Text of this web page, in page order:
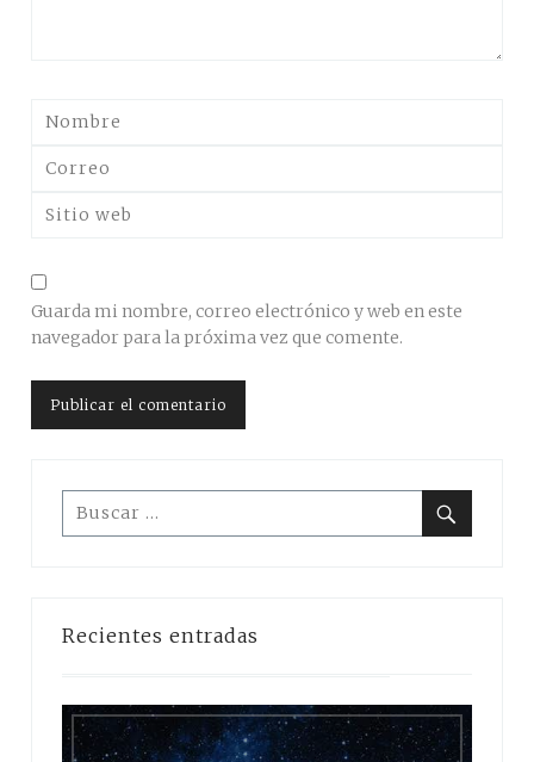
Guarda mi nombre, correo electrónico y web en este
navegador para la próxima vez que comente.
Buscar:
Recientes entradas